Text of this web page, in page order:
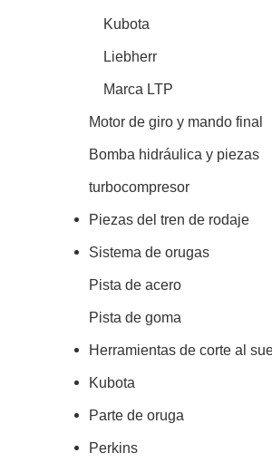
Kubota
Liebherr
Marca LTP
Motor de giro y mando final
Bomba hidráulica y piezas
turbocompresor
Piezas del tren de rodaje
Sistema de orugas
Pista de acero
Pista de goma
Herramientas de corte al
Kubota
Parte de oruga
Perkins